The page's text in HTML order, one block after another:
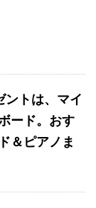
ントは、マイ
ード。おす
＆ピアノま